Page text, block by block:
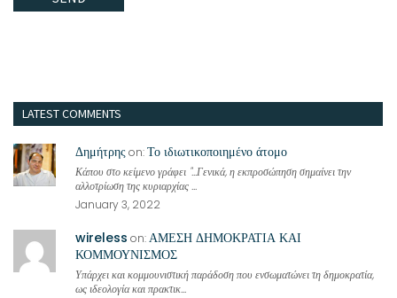
LATEST COMMENTS
Δημήτρηςon:Το ιδιωτικοποιημένο άτομο
Κάπου στο κείμενο γράφει "...Γενικά, η εκπροσώπηση σημαίνει την
αλλοτρίωση της κυριαρχίας ...
January 3, 2022
wireless on:ΑΜΕΣΗ ΔΗΜΟΚΡΑΤΙΑ ΚΑΙ
ΚΟΜΜΟΥΝΙΣΜΟΣ
Υπάρχει και κομμουνιστική παράδοση που ενσωματώνει τη δημοκρατία,
ως ιδεολογία και πρακτικ...